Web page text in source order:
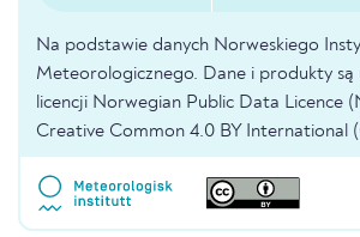
Na podstawie danych Norweskiego
Meteorologicznego. Dane i produkty są
licencji Norwegian Public Data Licence
Creative Common 4.0 BY International